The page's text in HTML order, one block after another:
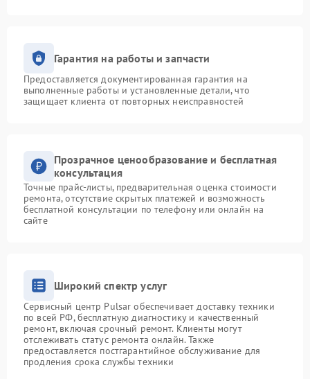
Гарантия на работы и запчасти
Предоставляется документированная гарантия на
выполненные работы и установленные детали, что
защищает клиента от повторных неисправностей
Прозрачное ценообразование и бесплатная
консультация
Точные прайс-листы, предварительная оценка стоимости
ремонта, отсутствие скрытых платежей и возможность
бесплатной консультации по телефону или онлайн на
сайте
Широкий спектр услуг
Сервисный центр Pulsar обеспечивает доставку техники
по всей РФ, бесплатную диагностику и качественный
ремонт, включая срочный ремонт. Клиенты могут
отслеживать статус ремонта онлайн. Также
предоставляется постгарантийное обслуживание для
продления срока службы техники